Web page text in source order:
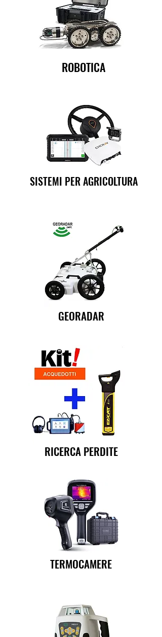
ROBOTICA
SISTEMI PER AGRICOLTURA
GEORADAR
RICERCA PERDITE
TERMOCAMERE